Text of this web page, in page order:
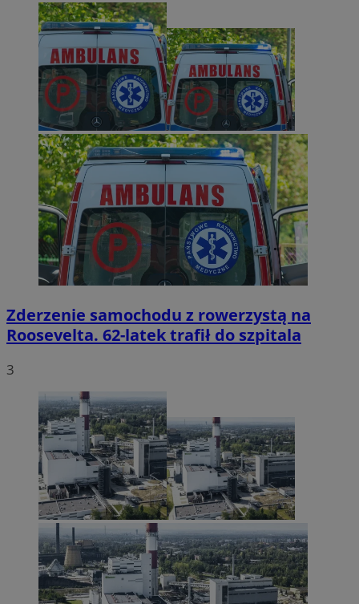
Zderzenie samochodu z rowerzystą na
Roosevelta. 62-latek trafił do szpitala
3